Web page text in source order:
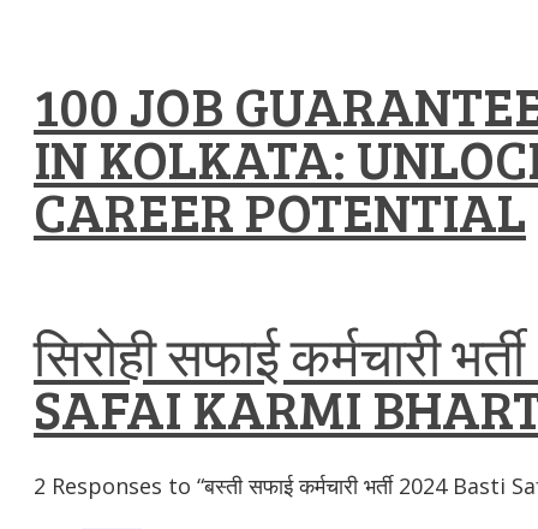
100 JOB
IN KOLKATA:
CAREER POTENTIAL
सिरोही सफाई कर्मचारी
SAFAI KARMI
2 Responses to “बस्ती सफाई कर्मचारी भर्ती 2024